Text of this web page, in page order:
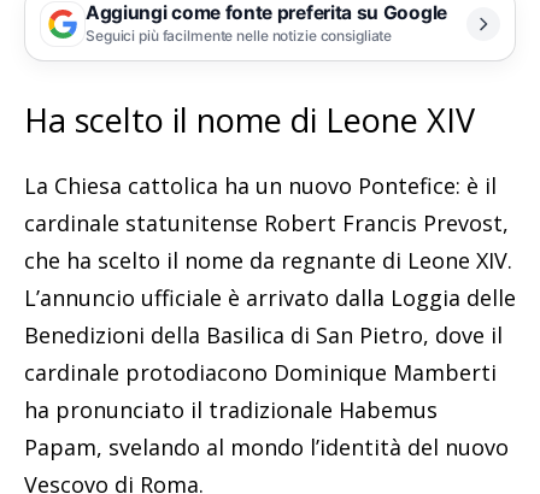
Aggiungi come fonte preferita su Google
Seguici più facilmente nelle notizie consigliate
Ha scelto il nome di Leone XIV
La Chiesa cattolica ha un nuovo Pontefice: è il
cardinale statunitense Robert Francis Prevost,
che ha scelto il nome da regnante di Leone XIV.
L’annuncio ufficiale è arrivato dalla Loggia delle
Benedizioni della Basilica di San Pietro, dove il
cardinale protodiacono Dominique Mamberti
ha pronunciato il tradizionale Habemus
Papam, svelando al mondo l’identità del nuovo
Vescovo di Roma.